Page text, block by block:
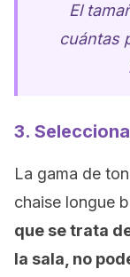
El
cuántas
3.
La gama de
chaise longue
que se trata
la sala, no